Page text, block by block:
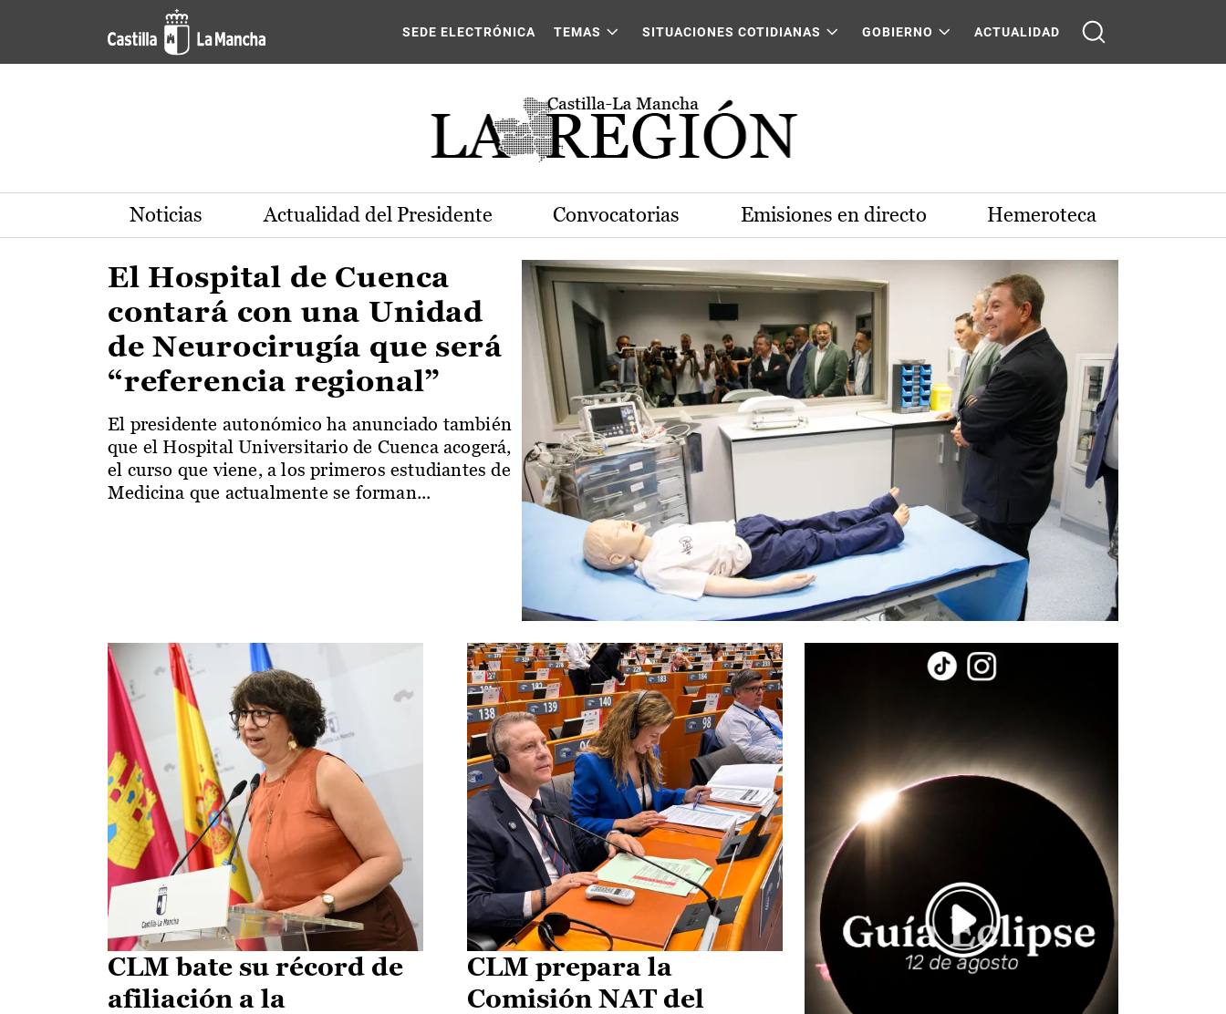
Pasar al contenido principal
Actualidad de la región de Castilla-La Mancha
SEDE ELECTRÓNICA TEMAS SITUACIONES COTIDIANAS GOBIERNO ACTUALIDAD
Noticias Actualidad del Presidente Convocatorias Emisiones en directo Hemeroteca
El Hospital de Cuenca
contará con una Unidad
de Neurocirugía que será
“referencia regional”
El presidente autonómico ha anunciado también
que el Hospital Universitario de Cuenca acogerá,
el curso que viene, a los primeros estudiantes de
Medicina que actualmente se forman...
CLM bate su récord de
afiliación a la
CLM prepara la
Comisión NAT del